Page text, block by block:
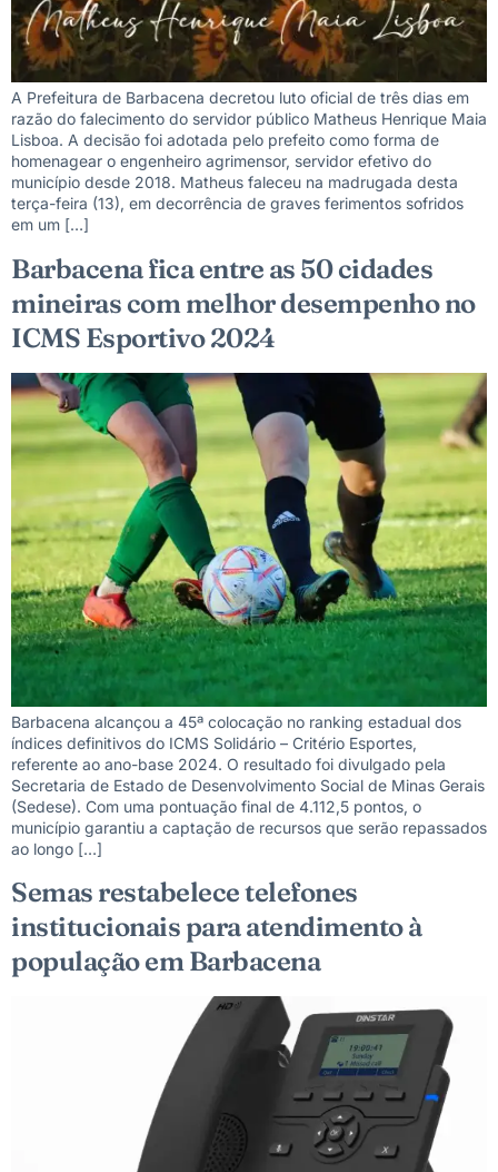
A Prefeitura de Barbacena decretou luto oficial de três dias em
razão do falecimento do servidor público Matheus Henrique Maia
Lisboa. A decisão foi adotada pelo prefeito como forma de
homenagear o engenheiro agrimensor, servidor efetivo do
município desde 2018. Matheus faleceu na madrugada desta
terça-feira (13), em decorrência de graves ferimentos sofridos
em um […]
Barbacena fica entre as 50 cidades
mineiras com melhor desempenho no
ICMS Esportivo 2024
Barbacena alcançou a 45ª colocação no ranking estadual dos
índices definitivos do ICMS Solidário – Critério Esportes,
referente ao ano-base 2024. O resultado foi divulgado pela
Secretaria de Estado de Desenvolvimento Social de Minas Gerais
(Sedese). Com uma pontuação final de 4.112,5 pontos, o
município garantiu a captação de recursos que serão repassados
ao longo […]
Semas restabelece telefones
institucionais para atendimento à
população em Barbacena